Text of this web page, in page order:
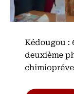
Kédougou :
deuxième